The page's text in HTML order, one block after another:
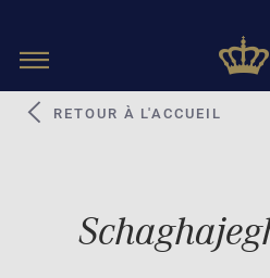
Toggle
RETOUR À L'ACCUEIL